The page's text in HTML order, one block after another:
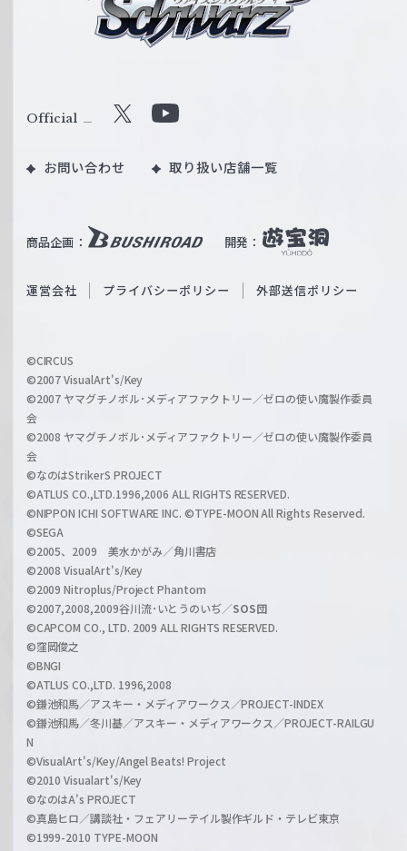
ル
W
ß
c
a
r
z
商品企画： 開発：
Official X
u
b
O
i
l
h
a
n
l
お問い合わせ 取り扱い店舗一覧
運営会社 プライバシーポリシー 外部送信ポリシー
©CIRCUS
©2007 VisualArt's/Key
©2007 ヤマグチノボル･メディアファクトリー／ゼロの使い魔製作委員
会
©2008 ヤマグチノボル･メディアファクトリー／ゼロの使い魔製作委員
会
©なのはStrikerS PROJECT
©ATLUS CO.,LTD.1996,2006 ALL RIGHTS RESERVED.
©NIPPON ICHI SOFTWARE INC. ©TYPE-MOON All Rights Reserved.
©SEGA
©2005、2009 美水かがみ／角川書店
©2008 VisualArt's/Key
©2009 Nitroplus/Project Phantom
©2007,2008,2009谷川流･いとうのいぢ／SOS団
©CAPCOM CO., LTD. 2009 ALL RIGHTS RESERVED.
©窪岡俊之
©BNGI
©ATLUS CO.,LTD. 1996,2008
©鎌池和馬／アスキー・メディアワークス／PROJECT-INDEX
©鎌池和馬／冬川基／アスキー・メディアワークス／PROJECT-RAILGU
N
©VisualArt's/Key/Angel Beats! Project
©2010 Visualart's/Key
©なのはA's PROJECT
©真島ヒロ／講談社・フェアリーテイル製作ギルド・テレビ東京
©1999-2010 TYPE-MOON